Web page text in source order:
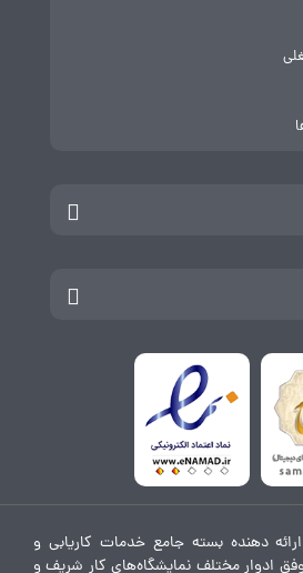
دهنده بسته جامع خدمات کاریابی و
ادوار مختلف نمایشگاه‌های کار شریف و